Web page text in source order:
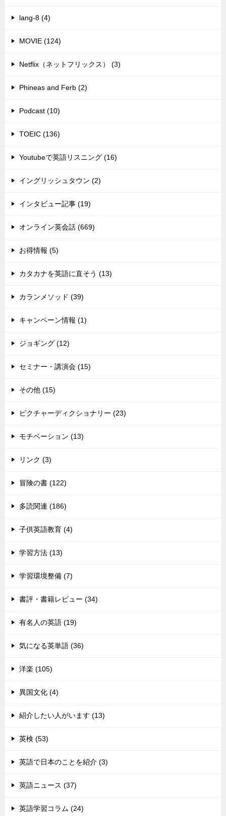
lang-8 (4)
MOVIE (124)
Netflix（ネットフリックス） (3)
Phineas and Ferb (2)
Podcast (10)
TOEIC (136)
Youtubeで英語リスニング (16)
イングリッシュタウン (2)
インタビュー記事 (19)
オンライン英会話 (669)
お得情報 (5)
カタカナを英語に直そう (13)
カランメソッド (39)
キャンペーン情報 (1)
ジョギング (12)
セミナー・講演会 (15)
その他 (15)
ピクチャーディクショナリー (23)
モチベーション (13)
リンク (3)
冒険の書 (122)
多読関連 (186)
子供英語教育 (4)
学習方法 (13)
学習環境整備 (7)
書評・書籍レビュー (34)
有名人の英語 (19)
気になる英単語 (36)
洋楽 (105)
異国文化 (4)
紹介したい人がいます (13)
英検 (53)
英語で日本のことを紹介 (3)
英語ニュース (37)
英語学習コラム (24)